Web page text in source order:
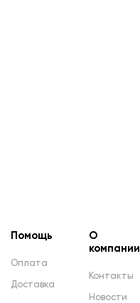
Помощь
Оплата
Доставка
О
компании
Контакты
Новости